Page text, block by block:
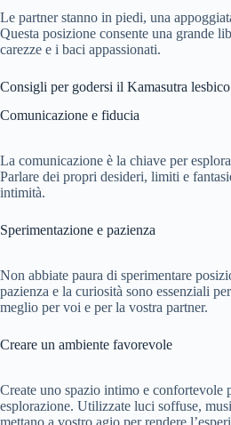
Le partner stanno in piedi, una
Questa posizione consente una grande
carezze e i baci appassionati.
Consigli per godersi il Kamasutra lesbico
Comunicazione e fiducia
La comunicazione è la chiave per
Parlare dei propri desideri, limiti e
intimità.
Sperimentazione e pazienza
Non abbiate paura di sperimentare
pazienza e la curiosità sono essenziali
meglio per voi e per la vostra partner.
Creare un ambiente favorevole
Create uno spazio intimo e confortevole
esplorazione. Utilizzate luci soffuse,
mettano a vostro agio per rendere